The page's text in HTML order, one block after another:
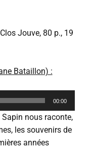
Jouve, 80 p., 19
Bataillon) :
00:00
nous raconte,
les souvenirs de
années